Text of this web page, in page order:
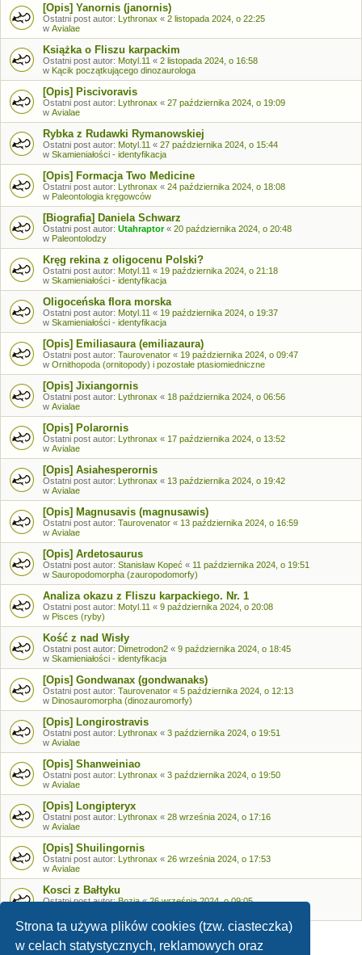
Strona ta używa plików cookies (tzw. ciasteczka)
w celach statystycznych, reklamowych oraz
[Opis] Yanornis (janornis)
Ostatni post autor: Lythronax « 2 listopada 2024, o 22:25
w Avialae
Książka o Fliszu karpackim
Ostatni post autor: Motyl.11 « 2 listopada 2024, o 16:58
w Kącik początkującego dinozaurologa
[Opis] Piscivoravis
Ostatni post autor: Lythronax « 27 października 2024, o 19:09
w Avialae
Rybka z Rudawki Rymanowskiej
Ostatni post autor: Motyl.11 « 27 października 2024, o 15:44
w Skamieniałości - identyfikacja
[Opis] Formacja Two Medicine
Ostatni post autor: Lythronax « 24 października 2024, o 18:08
w Paleontologia kręgowców
[Biografia] Daniela Schwarz
Ostatni post autor: Utahraptor« 20 października 2024, o 20:48
w Paleontolodzy
Kręg rekina z oligocenu Polski?
Ostatni post autor: Motyl.11 « 19 października 2024, o 21:18
w Skamieniałości - identyfikacja
Oligoceńska flora morska
Ostatni post autor: Motyl.11 « 19 października 2024, o 19:37
w Skamieniałości - identyfikacja
[Opis] Emiliasaura (emiliazaura)
Ostatni post autor: Taurovenator « 19 października 2024, o 09:47
w Ornithopoda (ornitopody) i pozostałe ptasiomiedniczne
[Opis] Jixiangornis
Ostatni post autor: Lythronax « 18 października 2024, o 06:56
w Avialae
[Opis] Polarornis
Ostatni post autor: Lythronax « 17 października 2024, o 13:52
w Avialae
[Opis] Asiahesperornis
Ostatni post autor: Lythronax « 13 października 2024, o 19:42
w Avialae
[Opis] Magnusavis (magnusawis)
Ostatni post autor: Taurovenator « 13 października 2024, o 16:59
w Avialae
[Opis] Ardetosaurus
Ostatni post autor: Stanisław Kopeć « 11 października 2024, o 19:51
w Sauropodomorpha (zauropodomorfy)
Analiza okazu z Fliszu karpackiego. Nr. 1
Ostatni post autor: Motyl.11 « 9 października 2024, o 20:08
w Pisces (ryby)
Kość z nad Wisły
Ostatni post autor: Dimetrodon2 « 9 października 2024, o 18:45
w Skamieniałości - identyfikacja
[Opis] Gondwanax (gondwanaks)
Ostatni post autor: Taurovenator « 5 października 2024, o 12:13
w Dinosauromorpha (dinozauromorfy)
[Opis] Longirostravis
Ostatni post autor: Lythronax « 3 października 2024, o 19:51
w Avialae
[Opis] Shanweiniao
Ostatni post autor: Lythronax « 3 października 2024, o 19:50
w Avialae
[Opis] Longipteryx
Ostatni post autor: Lythronax « 28 września 2024, o 17:16
w Avialae
[Opis] Shuilingornis
Ostatni post autor: Lythronax « 26 września 2024, o 17:53
w Avialae
Kosci z Bałtyku
Ostatni post autor:Bozia«26 września 2024, o 09:05